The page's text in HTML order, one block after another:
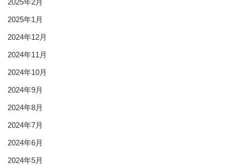
2025年2月
2025年1月
2024年12月
2024年11月
2024年10月
2024年9月
2024年8月
2024年7月
2024年6月
2024年5月